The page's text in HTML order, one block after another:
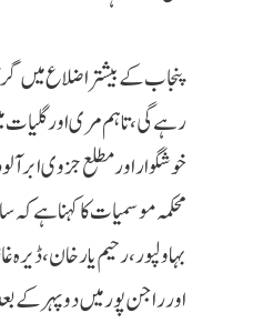
پنجاب کے بیشتر اضلاع میں
رہے گی، تاہم مری اور گلیات
خوشگوار اور مطلع جزوی ابر
محکمہ موسمیات کا کہنا ہے کہ
بہاولپور، رحیم یار خان، ڈیرہ
اور راجن پور میں دوپہر کے